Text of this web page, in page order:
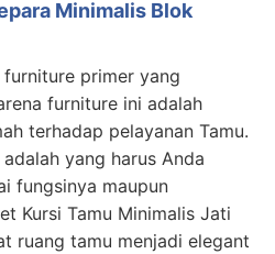
Minimalis Blok
furniture primer yang
furniture ini adalah
terhadap pelayanan Tamu.
yang harus Anda
fungsinya maupun
Kursi Tamu Minimalis Jati
ruang tamu menjadi elegant